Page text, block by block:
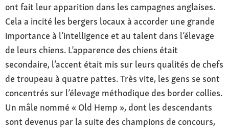
ont fait leur apparition dans les campagnes anglaises.
Cela a incité les bergers locaux à accorder une grande
importance à l’intelligence et au talent dans l’élevage
de leurs chiens. L’apparence des chiens était
secondaire, l’accent était mis sur leurs qualités de chefs
de troupeau à quatre pattes. Très vite, les gens se sont
concentrés sur l’élevage méthodique des border collies.
Un mâle nommé « Old Hemp », dont les descendants
sont devenus par la suite des champions de concours,